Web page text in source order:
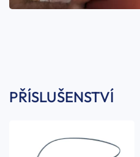
PŘÍSLUŠENSTVÍ